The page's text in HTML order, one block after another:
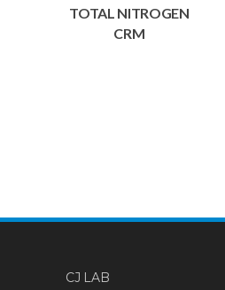
TOTAL NITROGEN
CRM
CJ LAB